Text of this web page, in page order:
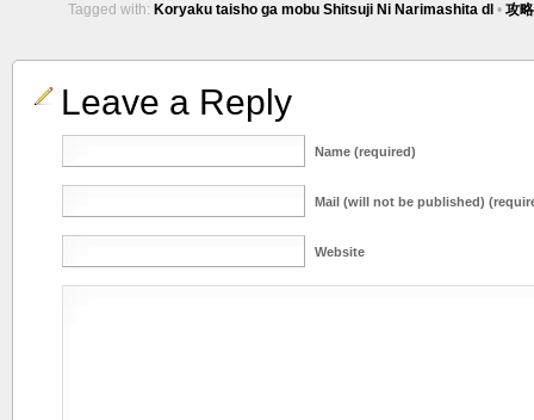
Tagged with: Koryaku taisho ga mobu Shitsuji Ni Narimashita dl • 攻
Leave a Reply
Name (required)
Mail (will not be published)
Website